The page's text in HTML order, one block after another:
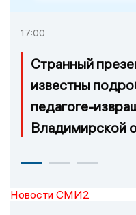
17:00
Странный
известны
педагоге-
Владимирской
Новости СМИ2